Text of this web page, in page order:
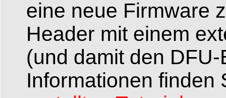
eine neue Firmware
Header mit einem
(und damit den
Informationen